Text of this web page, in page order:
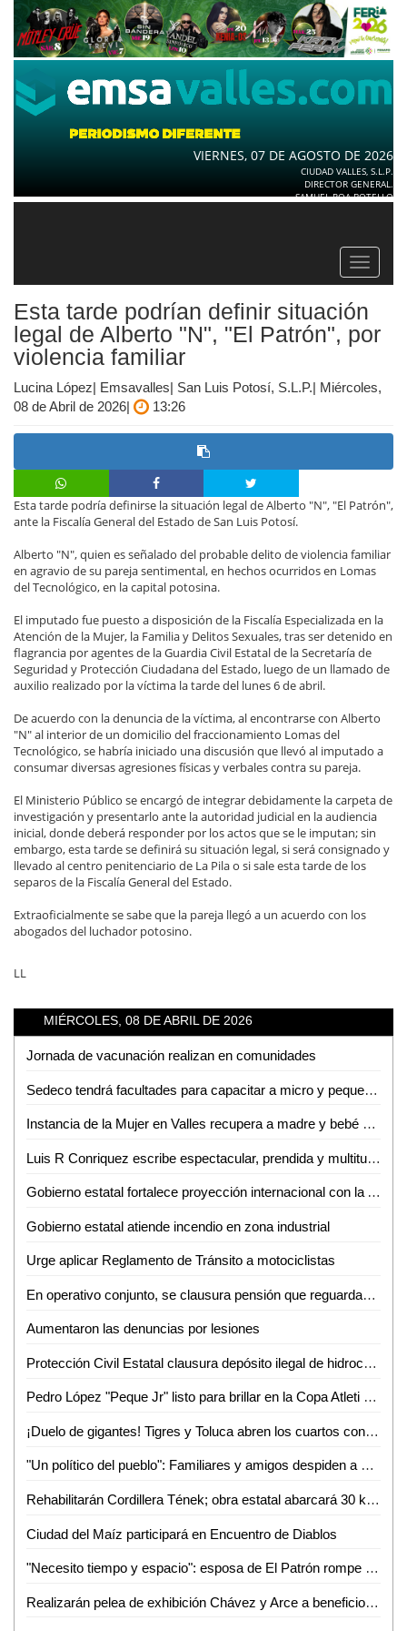
VIERNES, 07 DE AGOSTO DE 2026
CIUDAD VALLES, S.L.P.
DIRECTOR GENERAL.
SAMUEL ROA BOTELLO
Toggle
Esta tarde podrían definir situación
legal de Alberto "N", "El Patrón", por
violencia familiar
Lucina López| Emsavalles| San Luis Potosí, S.L.P.| Miércoles,
08 de Abril de 2026|
13:26
Esta tarde podría definirse la situación legal de Alberto "N", "El Patrón",
ante la Fiscalía General del Estado de San Luis Potosí.
Alberto "N", quien es señalado del probable delito de violencia familiar
en agravio de su pareja sentimental, en hechos ocurridos en Lomas
del Tecnológico, en la capital potosina.
El imputado fue puesto a disposición de la Fiscalía Especializada en la
Atención de la Mujer, la Familia y Delitos Sexuales, tras ser detenido en
flagrancia por agentes de la Guardia Civil Estatal de la Secretaría de
Seguridad y Protección Ciudadana del Estado, luego de un llamado de
auxilio realizado por la víctima la tarde del lunes 6 de abril.
De acuerdo con la denuncia de la víctima, al encontrarse con Alberto
"N" al interior de un domicilio del fraccionamiento Lomas del
Tecnológico, se habría iniciado una discusión que llevó al imputado a
consumar diversas agresiones físicas y verbales contra su pareja.
El Ministerio Público se encargó de integrar debidamente la carpeta de
investigación y presentarlo ante la autoridad judicial en la audiencia
inicial, donde deberá responder por los actos que se le imputan; sin
embargo, esta tarde se definirá su situación legal, si será consignado y
llevado al centro penitenciario de La Pila o si sale esta tarde de los
separos de la Fiscalía General del Estado.
Extraoficialmente se sabe que la pareja llegó a un acuerdo con los
abogados del luchador potosino.
LL
MIÉRCOLES, 08 DE ABRIL DE 2026
Jornada de vacunación realizan en comunidades
Sedeco tendrá facultades para capacitar a micro y pequeños empresarios en la detección de moneda falsa
Instancia de la Mujer en Valles recupera a madre y bebé sustraídos fuera del estado
Luis R Conriquez escribe espectacular, prendida y multitudinaria noche en la Fenae
Gobierno estatal fortalece proyección internacional con la Arena Potosí
Gobierno estatal atiende incendio en zona industrial
Urge aplicar Reglamento de Tránsito a motociclistas
En operativo conjunto, se clausura pensión que reguardaba autotanques con hidrocarburos sin los permisos correspondientes
Aumentaron las denuncias por lesiones
Protección Civil Estatal clausura depósito ilegal de hidrocarburos
Pedro López "Peque Jr" listo para brillar en la Copa Atleti 2026
¡Duelo de gigantes! Tigres y Toluca abren los cuartos con alta tensión
"Un político del pueblo": Familiares y amigos despiden a Juan José Ortiz Azuara con toque de silencio
Rehabilitarán Cordillera Tének; obra estatal abarcará 30 kilómetros
Ciudad del Maíz participará en Encuentro de Diablos
"Necesito tiempo y espacio": esposa de El Patrón rompe el silencio tras su detención por presunta violencia
Realizarán pelea de exhibición Chávez y Arce a beneficio en Puebla